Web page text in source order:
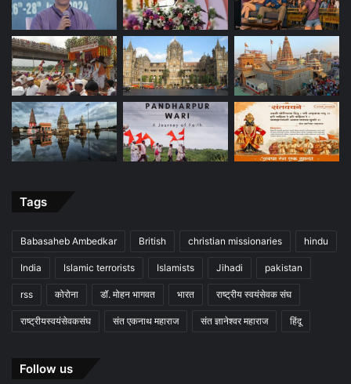
Tags
Babasaheb Ambedkar British christian missionaries hindu
India Islamic terrorists Islamists Jihadi pakistan
rss कोरोना डॉ. मोहन भागवत भारत राष्ट्रीय स्वयंसेवक संघ
राष्ट्रीयस्वयंसेवकसंघ संत एकनाथ महाराज संत ज्ञानेश्वर महाराज हिंदू
Follow us